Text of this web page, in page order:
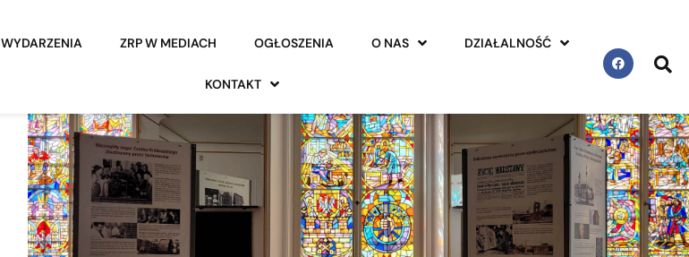
WYDARZENIA ZRP W MEDIACH OGŁOSZENIA O NAS DZIAŁALNOŚĆ
KONTAKT